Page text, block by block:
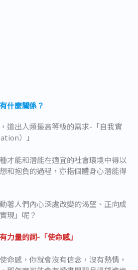
什麼關係？
道出人類最高等級的需求-「自我實
）」
才能和潛能在適宜的社會環境中得以
和抱負的過程，亦指個體身心潛能得
著人們內心深處改變的渴望、正向成
現」呢？
力量的詞-「使命感」
命感，你就會沒有信念，沒有熱情，